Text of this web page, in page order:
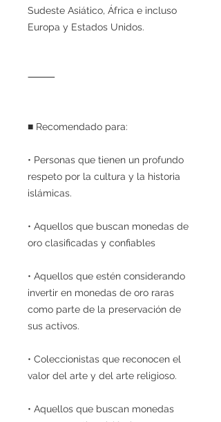
Sudeste Asiático, África e incluso
Europa y Estados Unidos.
⸻
■ Recomendado para:
• Personas que tienen un profundo
respeto por la cultura y la historia
islámicas.
• Aquellos que buscan monedas de
oro clasificadas y confiables
• Aquellos que estén considerando
invertir en monedas de oro raras
como parte de la preservación de
sus activos.
• Coleccionistas que reconocen el
valor del arte y del arte religioso.
• Aquellos que buscan monedas